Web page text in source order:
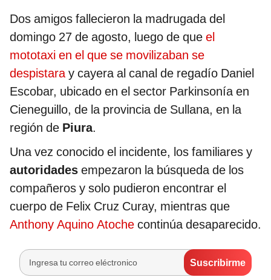
Dos amigos fallecieron la madrugada del
domingo 27 de agosto, luego de que el
mototaxi en el que se movilizaban se
despistaray cayera al canal de regadío Daniel
Escobar, ubicado en el sector Parkinsonía en
Cieneguillo, de la provincia de Sullana, en la
región de Piura.
Una vez conocido el incidente, los familiares y
autoridades empezaron la búsqueda de los
compañeros y solo pudieron encontrar el
cuerpo de Felix Cruz Curay, mientras que
Anthony Aquino Atoche continúa desaparecido.